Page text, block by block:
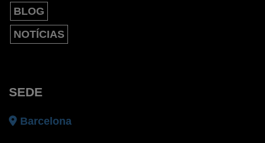
BLOG
NOTÍCIAS
SEDE
Barcelona